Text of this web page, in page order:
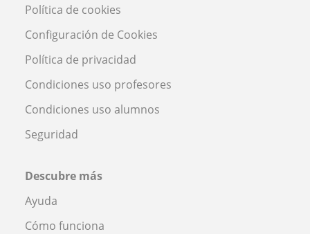
Política de cookies
Configuración de Cookies
Política de privacidad
Condiciones uso profesores
Condiciones uso alumnos
Seguridad
Descubre más
Ayuda
Cómo funciona